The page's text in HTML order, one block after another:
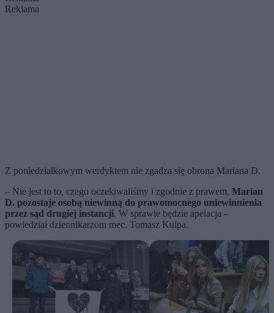
Reklama
Z poniedziałkowym werdyktem nie zgadza się obrona Mariana D.
– Nie jest to to, czego oczekiwaliśmy i zgodnie z prawem, Marian
D. pozostaje osobą niewinną do prawomocnego uniewinnienia
przez sąd drugiej instancji. W sprawie będzie apelacja –
powiedział dziennikarzom mec. Tomasz Kulpa.